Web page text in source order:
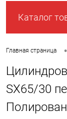
Каталог
Главная страница •
SX65/30